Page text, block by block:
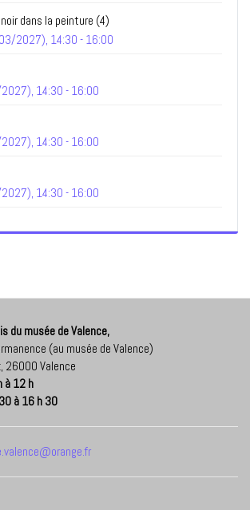
dans la peinture (4)
2027), 14:30 - 16:00
14:30 - 16:00
14:30 - 16:00
14:30 - 16:00
du musée de Valence,
(au musée de Valence)
26000 Valence
à 12 h
à 16 h 30